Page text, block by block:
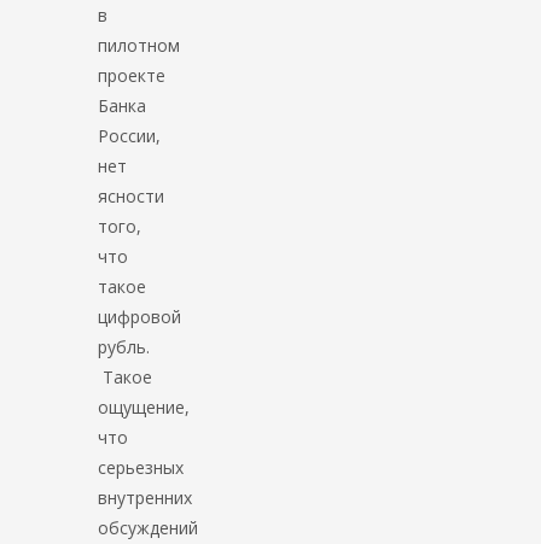
в
пилотном
проекте
Банка
России,
нет
ясности
того,
что
такое
цифровой
рубль.
Такое
ощущение,
что
серьезных
внутренних
обсуждений